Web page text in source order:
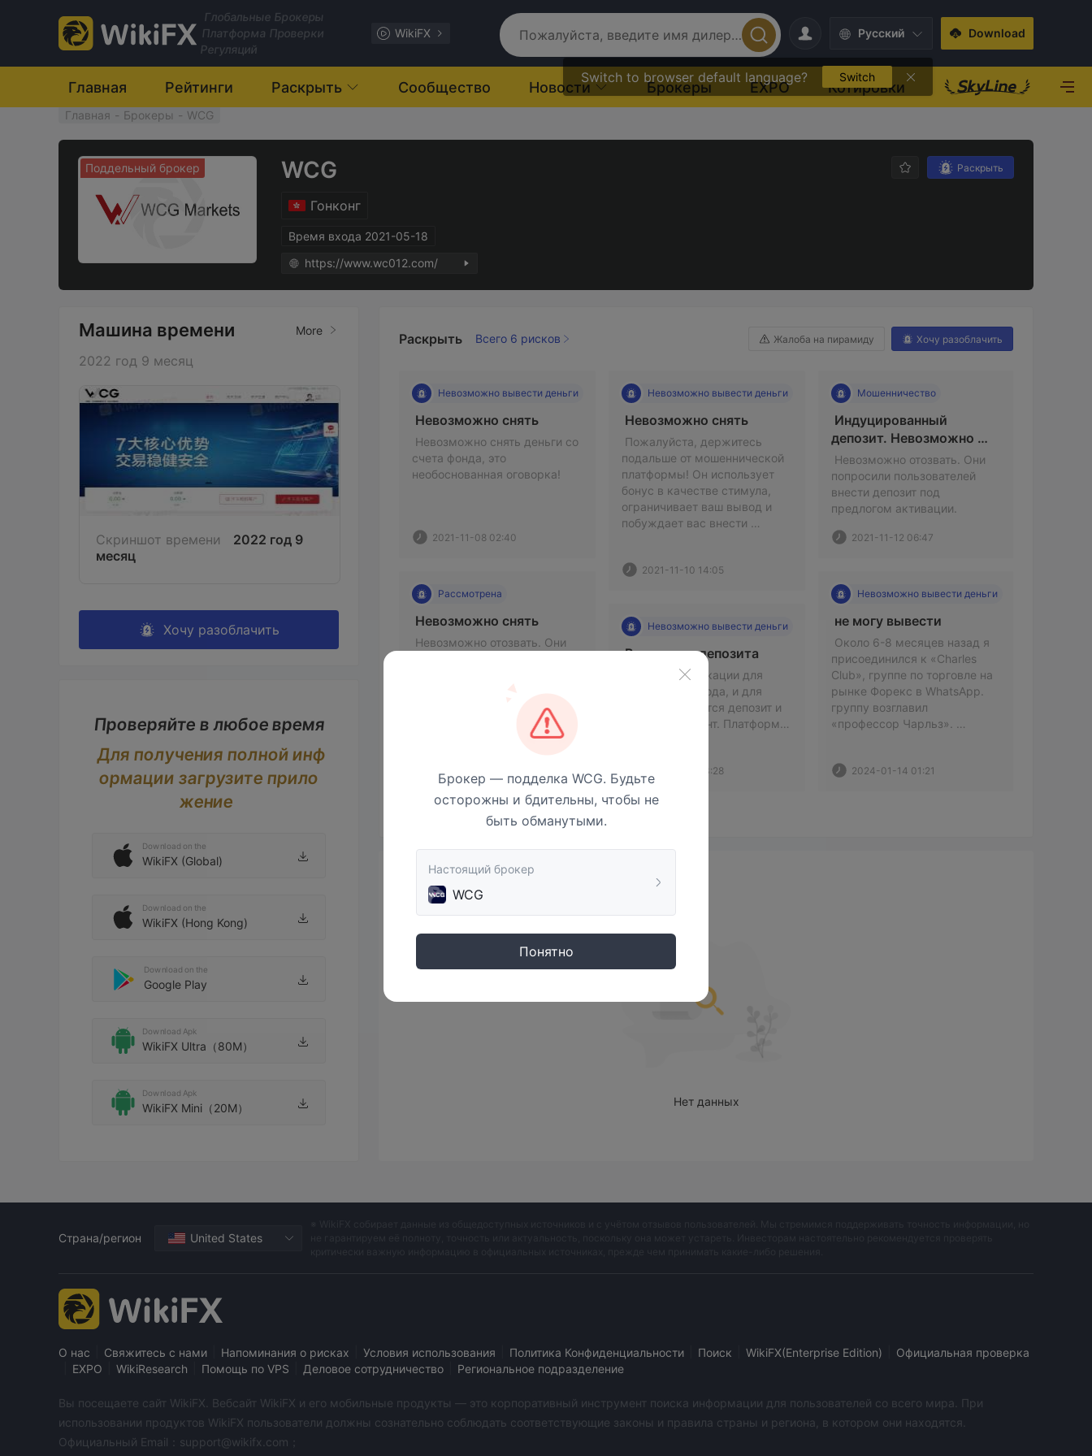
Глобальные Брокеры
Платформа Проверки
Регуляций
WikiFX Pусский
Switch to browser default language? Switch
Download
Главная Рейтинги Раскрыть Сообщество Новости Брокеры EXPO Котировки
Главная - Брокеры - WCG
Поддельный брокер WCG
Гонконг
Время входа 2021-05-18
https://www.wc012.com/
Раскрыть
Машина времени More
2022 год 9 месяц
Скриншот времени
2022 год 9
месяц
Хочу разоблачить
Проверяйте в любое время
Для получения полной инф
ормации загрузите прило
жение
Download on the
WikiFX (Global)
Download on the
WikiFX (Hong Kong)
Download on the
Google Play
Download Apk
WikiFX Ultra（80M）
Download Apk
WikiFX Mini（20M）
Раскрыть Всего 6 рисков Жалоба на пирамиду Хочу разоблачить
Невозможно вывести деньги
Невозможно снять деньги со
счета фонда, это
2021-11-08 02:40
Рассмотрена
Невозможно отозвать. Они
Пожалуйста, держитесь
подальше от платформ для
Невозможно вывести деньги
Пожалуйста, держитесь
подальше от мошеннической
платформы! Он использует
бонус в качестве стимула,
ограничивает ваш вывод и
побуждает вас внести
2021-11-10 14:05
Невозможно вывести деньги
Нет аутентификации для
настройки вывода, и для
вывода требуется депозит и
другой документ. Платформа
2021-11-19 03:28
Мошенничество
Индуцированный
депозит. Невозможно
снять
Невозможно отозвать. Они
попросили пользователей
внести депозит под
2021-11-12 06:47
Невозможно вывести деньги
Около 6-8 месяцев назад я
присоединился к «Charles
Club», группе по торговле на
рынке Форекс в WhatsApp.
группу возглавил
«профессор Чарльз».
Бармор, аналитики склепов.
2024-01-14 01:21
Новости
Нет данных
Брокер — подделка WCG. Будьте
осторожны и бдительны, чтобы не
быть обманутыми.
Настоящий брокер
WCG
Понятно
Страна/регион United States
О нас Свяжитесь с нами Напоминания о рисках Условия использования Политика Конфиденциальности Поиск WikiFX(Enterprise Edition)
Официальная проверка
EXPO WikiResearch Помощь по VPS Деловое сотрудничество Региональное подразделение
Вы посещаете сайт WikiFX. Вебсайт WikiFX и его мобильные продукты — это корпоративный инструмент поиска информации для пользователей со всего мира. При
использовании продуктов WikiFX пользователи должны сознательно соблюдать соответствующие законы и правила страны и региона, в котором они находятся.
Официальный Email：support@wikifx.com；